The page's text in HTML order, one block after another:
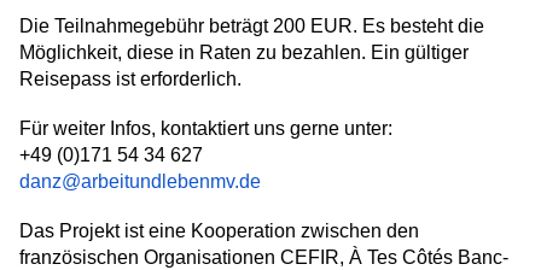
Die Teilnahmegebühr beträgt 200 EUR. Es besteht die
Möglichkeit, diese in Raten zu bezahlen. Ein gültiger
Reisepass ist erforderlich.
Für weiter Infos, kontaktiert uns gerne unter:
+49 (0)171 54 34 627
danz@arbeitundlebenmv.de
Das Projekt ist eine Kooperation zwischen den
französischen Organisationen CEFIR, À Tes Côtés Banc-